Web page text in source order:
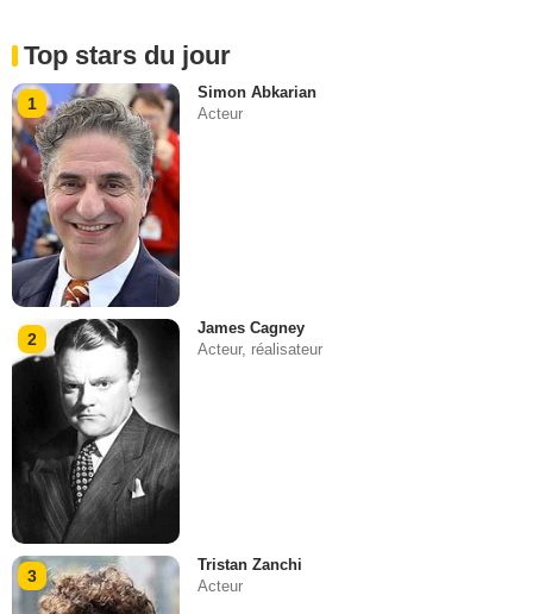
Top stars du jour
1
Simon Abkarian
Acteur
2
James Cagney
Acteur, réalisateur
3
Tristan Zanchi
Acteur